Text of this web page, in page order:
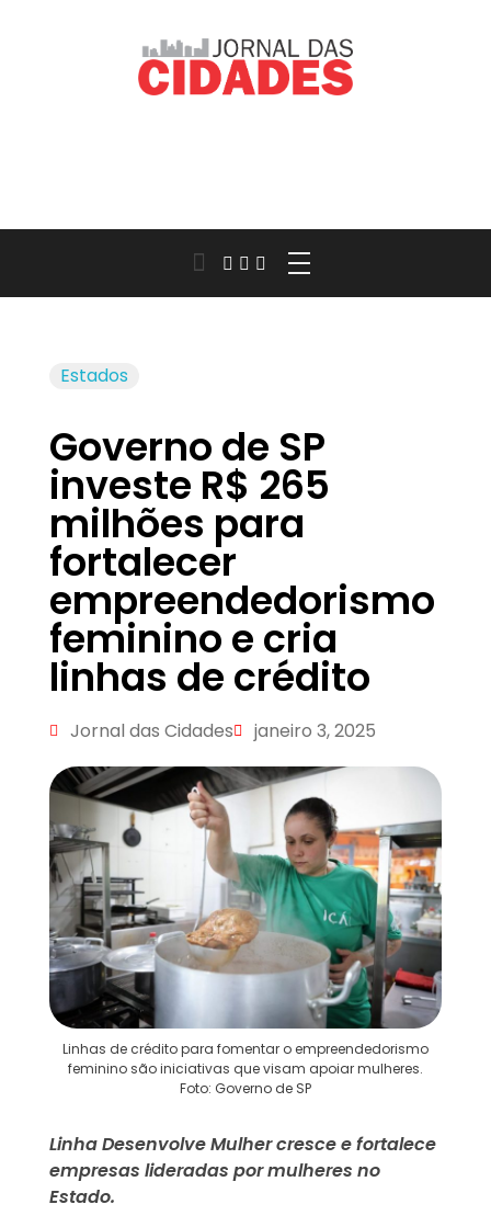
Estados
Governo de SP
investe R$ 265
milhões para
fortalecer
empreendedorismo
feminino e cria
linhas de crédito
Jornal das Cidades janeiro 3, 2025
Linhas de crédito para fomentar o empreendedorismo
feminino são iniciativas que visam apoiar mulheres.
Foto: Governo de SP
Linha Desenvolve Mulher cresce e fortalece
empresas lideradas por mulheres no
Estado.